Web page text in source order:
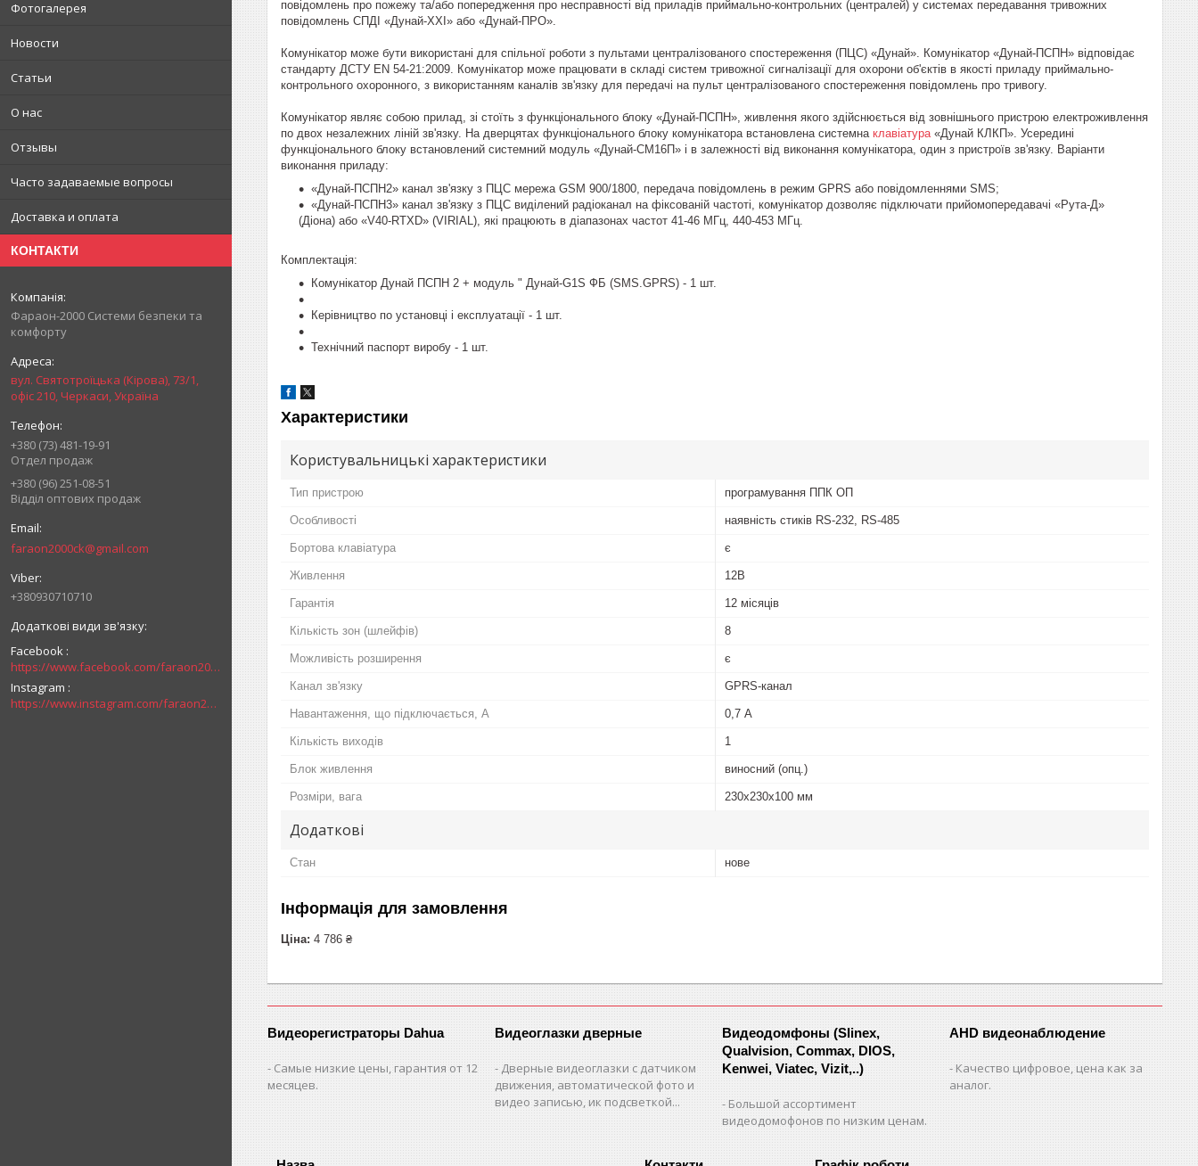
Фотогалерея
Новости
Статьи
О нас
Отзывы
Часто задаваемые вопросы
Доставка и оплата
КОНТАКТИ
Фараон-2000 Системи безпеки та
комфорту
вул. Святотроїцька (Кірова), 73/1,
офіс 210, Черкаси, Україна
+380 (73) 481-19-91
Отдел продаж
+380 (96) 251-08-51
Відділ оптових продаж
faraon2000ck@gmail.com
+380930710710
Facebook
https://www.facebook.com/faraon2000ck/
Instagram
https://www.instagram.com/faraon2000com/
повідомлень про пожежу та/або попередження про несправності від приладів приймально-контрольних (централей) у системах передавання тривожних
повідомлень СПДІ «Дунай-XXI» або «Дунай-ПРО».
Комунікатор може бути використані для спільної роботи з пультами централізованого спостереження (ПЦС) «Дунай». Комунікатор «Дунай-ПСПН» відповідає
стандарту ДСТУ EN 54-21:2009. Комунікатор може працювати в складі систем тривожної сигналізації для охорони об'єктів в якості приладу приймально-
контрольного охоронного, з використанням каналів зв'язку для передачі на пульт централізованого спостереження повідомлень про тривогу.
Комунікатор являє собою прилад, зі стоїть з функціонального блоку «Дунай-ПСПН», живлення якого здійснюється від зовнішнього пристрою електроживлення
по двох незалежних ліній зв'язку. На дверцятах функціонального блоку комунікатора встановлена системна клавіатура«Дунай КЛКП». Усередині
функціонального блоку встановлений системний модуль «Дунай-СМ16П» і в залежності від виконання комунікатора, один з пристроїв зв'язку. Варіанти
виконання приладу:
«Дунай-ПСПН2» канал зв'язку з ПЦС мережа GSM 900/1800, передача повідомлень в режим GPRS або повідомленнями SMS;
«Дунай-ПСПН3» канал зв'язку з ПЦС виділений радіоканал на фіксованій частоті, комунікатор дозволяє підключати прийомопередавачі «Рута-Д»
(Діона) або «V40-RTXD» (VIRIAL), які працюють в діапазонах частот 41-46 МГц, 440-453 МГц.
Комплектація:
Комунікатор Дунай ПСПН 2 + модуль " Дунай-G1S ФБ (SMS.GPRS) - 1 шт.
Керівництво по установці і експлуатації - 1 шт.
Технічний паспорт виробу - 1 шт.
Характеристики
Користувальницькі характеристики
Тип пристрою програмування ППК ОП
Особливості наявність стиків RS-232, RS-485
Бортова клавіатура є
Живлення 12В
Гарантія 12 місяців
Кількість зон (шлейфів) 8
Можливість розширення є
Канал зв'язку GPRS-канал
Навантаження, що підключається, А 0,7 А
Кількість виходів 1
Блок живлення виносний (опц.)
Розміри, вага 230х230х100 мм
Додаткові
Стан нове
Інформація для замовлення
Ціна: 4 786 ₴
Видеорегистраторы Dahua
Самые низкие цены, гарантия от 12
месяцев.
Видеоглазки дверные
Дверные видеоглазки с датчиком
движения, автоматической фото и
видео записью, ик подсветкой...
Видеодомфоны (Slinex,
Qualvision, Commax, DIOS,
Kenwei, Viatec, Vizit,..)
Большой ассортимент
видеодомофонов по низким ценам.
AHD видеонаблюдение
Качество цифровое, цена как за
аналог.